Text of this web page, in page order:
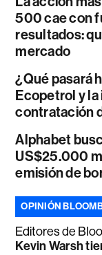
500 cae con
resultados:
mercado
¿Qué pasará
Ecopetrol y
contratación
Alphabet
US$25.000
emisión de
OPINIÓN
Editores de
Kevin Warsh